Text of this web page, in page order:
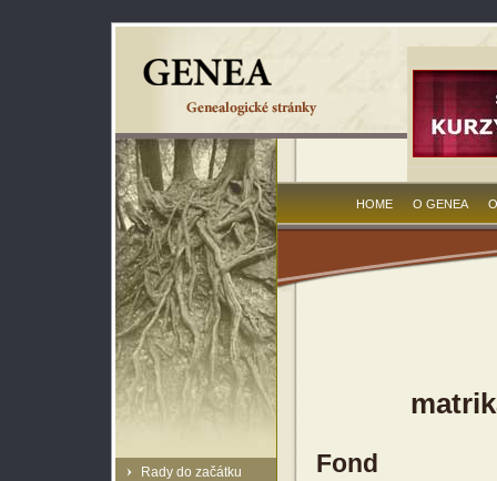
Rady do začátku
HOME O GENEA
Fond